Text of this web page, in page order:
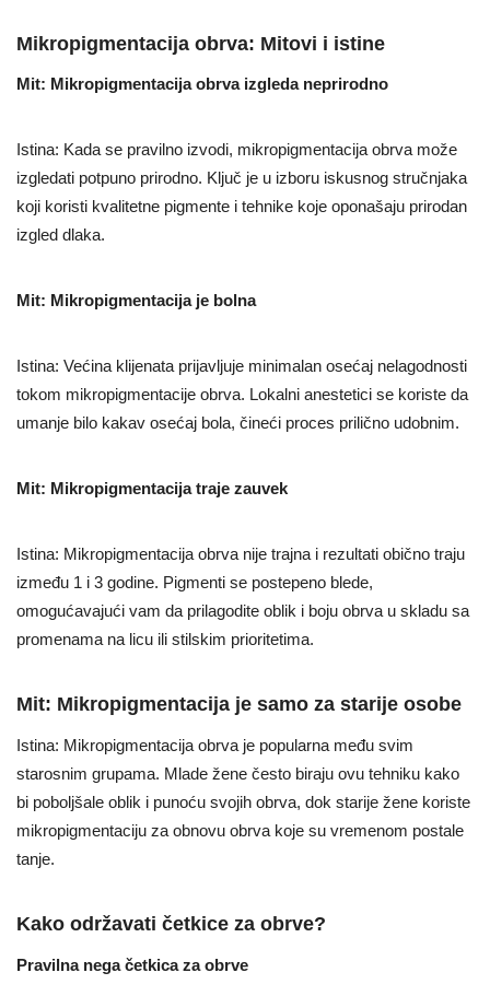
Mikropigmentacija obrva: Mitovi i istine
Mit: Mikropigmentacija obrva izgleda neprirodno
Istina: Kada se pravilno izvodi, mikropigmentacija obrva može
izgledati potpuno prirodno. Ključ je u izboru iskusnog stručnjaka
koji koristi kvalitetne pigmente i tehnike koje oponašaju prirodan
izgled dlaka.
Mit: Mikropigmentacija je bolna
Istina: Većina klijenata prijavljuje minimalan osećaj nelagodnosti
tokom mikropigmentacije obrva. Lokalni anestetici se koriste da
umanje bilo kakav osećaj bola, čineći proces prilično udobnim.
Mit: Mikropigmentacija traje zauvek
Istina: Mikropigmentacija obrva nije trajna i rezultati obično traju
između 1 i 3 godine. Pigmenti se postepeno blede,
omogućavajući vam da prilagodite oblik i boju obrva u skladu sa
promenama na licu ili stilskim prioritetima.
Mit: Mikropigmentacija je samo za starije osobe
Istina: Mikropigmentacija obrva je popularna među svim
starosnim grupama. Mlade žene često biraju ovu tehniku kako
bi poboljšale oblik i punoću svojih obrva, dok starije žene koriste
mikropigmentaciju za obnovu obrva koje su vremenom postale
tanje.
Kako održavati četkice za obrve?
Pravilna nega četkica za obrve